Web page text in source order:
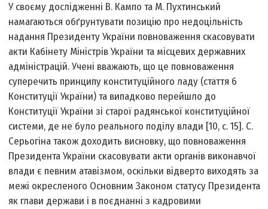
У своєму дослідженні В. Кампо та М. Пухтинський
намагаються обґрунтувати позицію про недоцільність
надання Президенту України повноваження скасовувати
акти Кабінету Міністрів України та місцевих державних
адміністрацій. Учені вважають, що це повноваження
суперечить принципу конституційного ладу (стаття 6
Конституції України) та випадково перейшло до
Конституції України зі старої радянської конституційної
системи, де не було реального поділу влади [10, с. 15]. С.
Серьогіна також доходить висновку, що повноваження
Президента України скасовувати акти органів виконавчої
влади є певним атавізмом, оскільки відверто виходять за
межі окресленого Основним Законом статусу Президента
як глави держави і в поєднанні з кадровими